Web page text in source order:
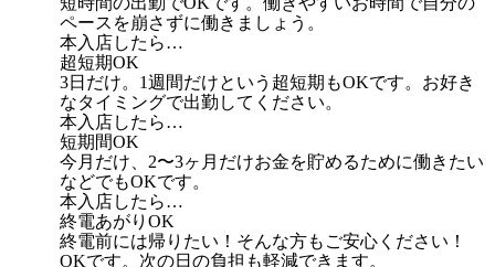
ペースを崩さずに働きましょう。
本入店したら…
超短期OK
3日だけ。1週間だけという超短期もOKです。お好き
なタイミングで出勤してください。
本入店したら…
短期間OK
今月だけ、2〜3ヶ月だけお金を貯めるために働きたい
などでもOKです。
本入店したら…
終電あがりOK
終電前には帰りたい！そんな方もご安心ください！
OKです。次の日の負担も軽減できます。